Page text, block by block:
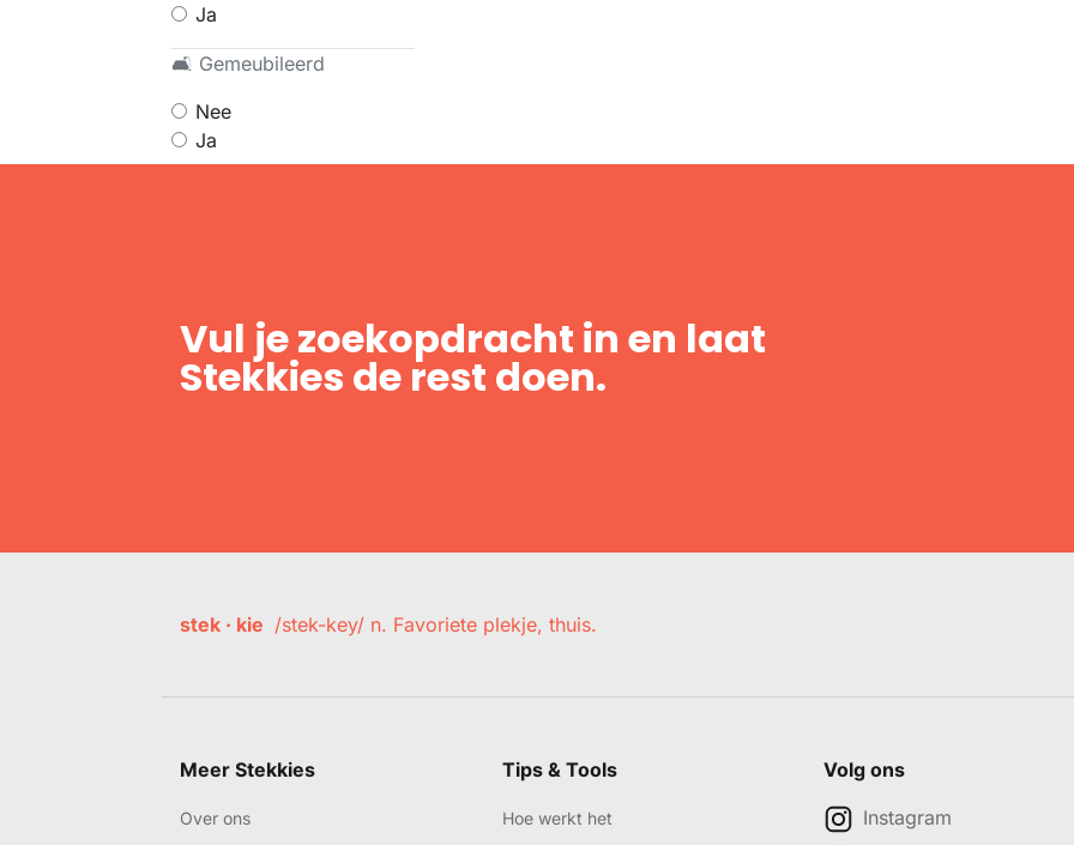
Ja
🛋 Gemeubileerd
Nee
Ja
Vul je zoekopdracht in en laat
Stekkies de rest doen.
stek · kie /stek-key/ n. Favoriete plekje, thuis.
Meer Stekkies
Over ons
Tips & Tools
Hoe werkt het
Volg ons
Instagram